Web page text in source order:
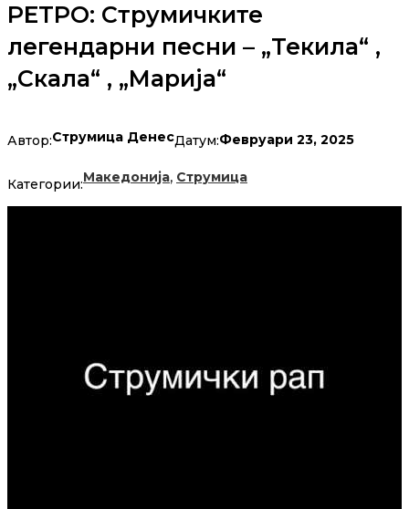
РЕТРО: Струмичките
легендарни песни – „Текила“ ,
„Скала“ , „Марија“
Автор:Струмица ДенесДатум:Февруари 23, 2025
Категории:Македонија, Струмица